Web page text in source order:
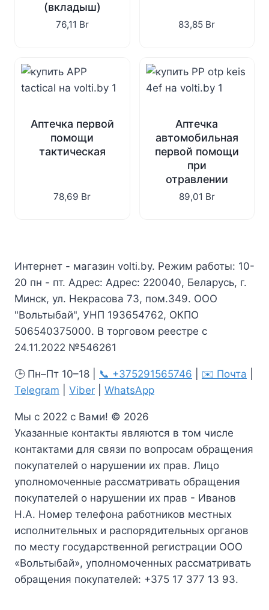
(вкладыш)
76,11 Br 83,85 Br
Аптечка первой
помощи
тактическая
78,69 Br
Аптечка
автомобильная
первой помощи
при
отравлении
89,01 Br
Интернет - магазин volti.by. Режим работы: 10-
20 пн - пт. Адрес: Адрес: 220040, Беларусь, г.
Минск, ул. Некрасова 73, пом.349. ООО
"Вольтыбай", УНП 193654762, ОКПО
506540375000. В торговом реестре с
24.11.2022 №546261
🕒 Пн–Пт 10–18 | 📞 +375291565746 ✉️ Почта
Telegram
Viber WhatsApp
Мы с 2022 с Вами! © 2026
Указанные контакты являются в том числе
контактами для связи по вопросам обращения
покупателей о нарушении их прав. Лицо
уполномоченные рассматривать обращения
покупателей о нарушении их прав - Иванов
Н.А. Номер телефона работников местных
исполнительных и распорядительных органов
по месту государственной регистрации ООО
«Вольтыбай», уполномоченных рассматривать
обращения покупателей: +375 17 377 13 93.